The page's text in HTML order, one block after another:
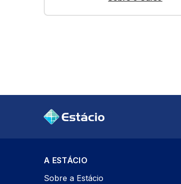
A ESTÁCIO
Sobre a Estácio